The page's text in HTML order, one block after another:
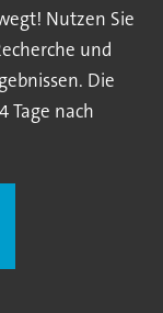
Nutzen Sie
und
Die
Tage nach